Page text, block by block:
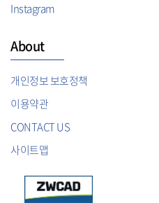
Instagram
About
개인정보 보호정책
이용약관
CONTACT US
사이트맵